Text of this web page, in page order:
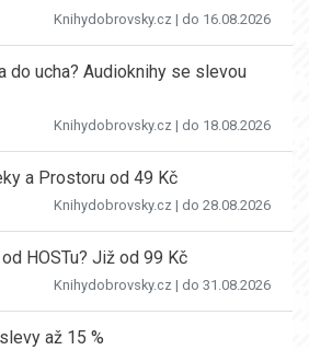
Knihydobrovsky.cz | do 16.08.2026
do ucha? Audioknihy se slevou
Knihydobrovsky.cz | do 18.08.2026
a Prostoru od 49 Kč
Knihydobrovsky.cz | do 28.08.2026
HOSTu? Již od 99 Kč
Knihydobrovsky.cz | do 31.08.2026
až 15 %